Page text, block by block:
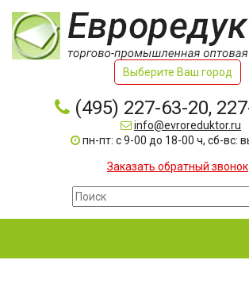
Выберите Ваш город
(495) 227-63-20,
info@evroreduktor.ru
пн-пт: с 9-00 до 18-00 ч, сб-вс:
Заказать обратный звонок